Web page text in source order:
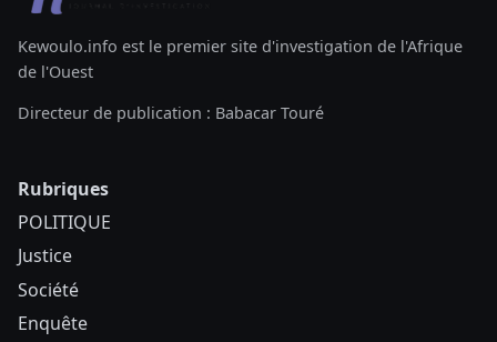
Kewoulo.info est le premier site d'investigation de l'Afrique
de l'Ouest
Directeur de publication : Babacar Touré
Rubriques
POLITIQUE
Justice
Société
Enquête